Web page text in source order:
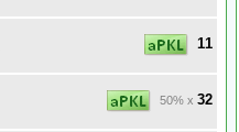
11
50% x 32